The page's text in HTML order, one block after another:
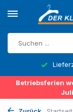
Betriebsferien